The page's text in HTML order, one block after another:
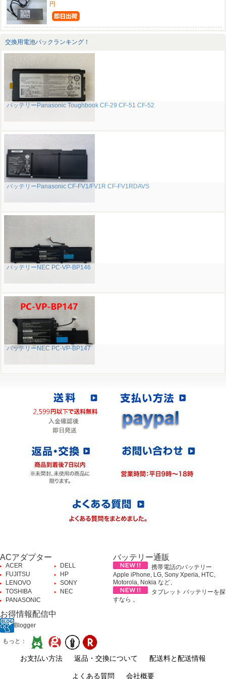
円
交換用電池パックランキング！
バッテリーPanasonic Toughbook CF-29 CF-51 CF-52
バッテリーPanasonic CF-FV1/FV1R CF-FV1RDAVS
バッテリーNEC PC-VP-BP146
バッテリーNEC PC-VP-BP147
ACアダプター
ACER
DELL
FUJITSU
HP
LENOVO
SONY
TOSHIBA
NEC
PANASONIC
バッテリー通販
携帯電話のバッテリー
Apple iPhone, LG, Sony Xperia, HTC,
Motorola, Nokia など、
タブレット バッテリーを探
すなら 。
お得情報配信中
Blogger
もっと：
お支払い方法 返品・交換について 配送料と配送情報
よくある質問 会社概要